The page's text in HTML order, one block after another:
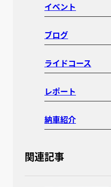
イベント
ブログ
ライドコース
レポート
納車紹介
関連記事